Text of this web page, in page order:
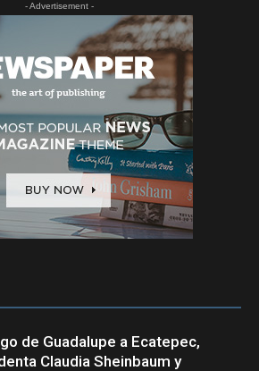
- Advertisement -
de Guadalupe a Ecatepec,
Claudia Sheinbaum y